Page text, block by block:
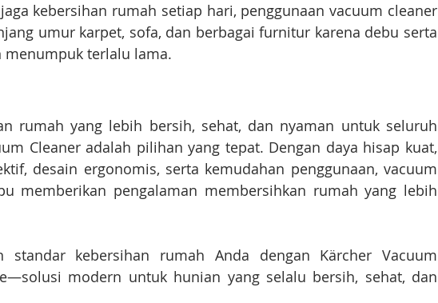
kebersihan rumah setiap hari, penggunaan vacuum cleaner
umur karpet, sofa, dan berbagai furnitur karena debu serta
terlalu lama.
rumah yang lebih bersih, sehat, dan nyaman untuk seluruh
Cleaner adalah pilihan yang tepat. Dengan daya hisap kuat,
desain ergonomis, serta kemudahan penggunaan, vacuum
memberikan pengalaman membersihkan rumah yang lebih
standar kebersihan rumah Anda dengan Kärcher Vacuum
modern untuk hunian yang selalu bersih, sehat, dan